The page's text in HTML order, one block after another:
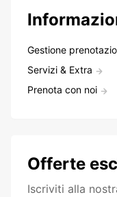
Gestione
Servizi & Extra
Prenota con noi
Offerte
Iscriviti alla